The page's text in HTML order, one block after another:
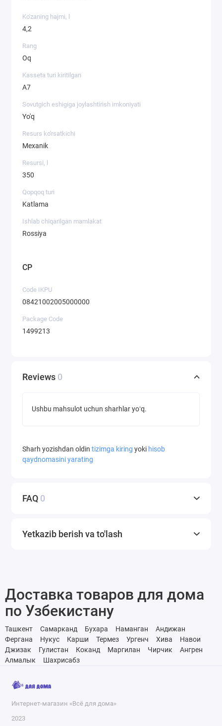
mo'ljallangan (choynak miqyosi yo'q, qattiqligi 2 meq/l dan
oshmaydi). Yumshoq suvda oshpazlik ingredientlarining
ta'mi va xushbo'yligi yaxshiroq ochiladi, shuning uchun uni
pishirish afzalroqdir.
Ko'zaning hajmi, l
4,2
Rang
Oq
Kasseta turi kiritilgan
A7
Sovutgich eshigiga joylashtirish imkoniyati
Yo'q
Resurs ko'rsatkichi
Mexanik
Resursi, l
350
Qopqoq turi
Katlama
Ishlab chiqarilgan mamlakat
Rossiya
CP
Code IKPU
08421002005000000
Package Code
1499213
Reviews 0
Ushbu mahsulot uchun sharhlar yoʻq.
Sharh yozishdan oldin tizimga kiring yoki hisob
qaydnomasini yarating
FAQ 0
Yetkazib berish va to'lash
Доставка товаров для дома
по Узбекистану
Ташкент Самарканд Бухара Наманган
Андижан
Фергана
Нукус Карши Термез Ургенч Хива
Навои
Джизак
Гулистан Коканд Маргилан Чирчик
Ангрен
Алмалык
Шахрисабз
Интернет-магазин «Всё для дома»
2023